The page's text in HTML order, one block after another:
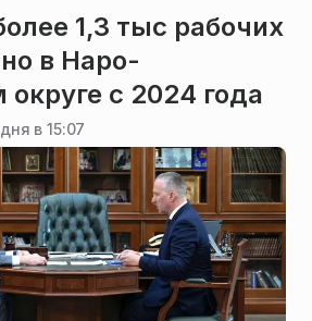
1,3 тыс рабочих
в Наро-
с 2024 года
в 15:07